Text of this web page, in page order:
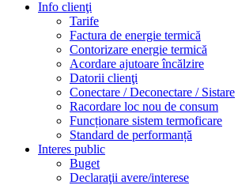
Info clienţi
Tarife
Factura de energie termică
Contorizare energie termică
Acordare ajutoare încălzire
Datorii clienţi
Conectare / Deconectare / Sistare
Racordare loc nou de consum
Funcționare sistem termoficare
Standard de performanță
Interes public
Buget
Declaraţii avere/interese